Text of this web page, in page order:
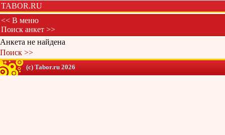
TABOR.RU
<< В меню
Поиск анкет >>
Анкета не найдена
Поиск >>
(c) Tabor.ru 2026